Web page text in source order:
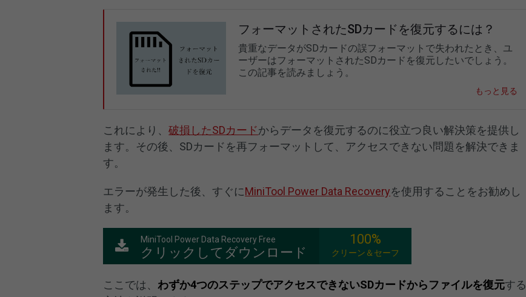
フォーマットされたSDカードを復元するには？
貴重なデータがSDカードの誤フォーマットで失われたとき、ユ
ーザーはフォーマットされたSDカードを復元したいでしょう。
この記事を読みましょう。
もっと見る
これにより、破損したSDカードからデータを復元するのに役立つ良い解決策を提供し
ます。その後、SDカードを再フォーマットして、アクセスできない問題を解決できま
す。
エラーが発生した後、すぐにMiniTool Power Data Recoveryを使用することをお勧めし
ます。
MiniTool Power Data Recovery Free
クリックしてダウンロード
100%
クリーン＆セーフ
ここでは、 わずか4つのステップでアクセスできないSDカードからファイルを復元する